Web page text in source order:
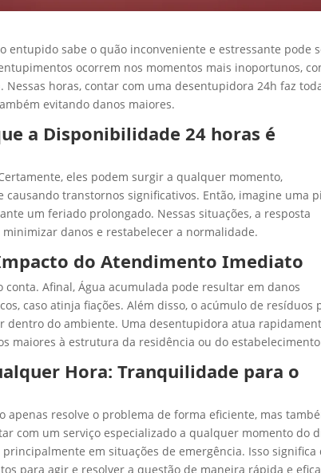
entupido sabe o quão inconveniente e estressante pode
ocorrem nos momentos mais inoportunos,
horas, contar com uma desentupidora 24h faz
evitando danos maiores.
a Disponibilidade 24 horas é
eles podem surgir a qualquer momento,
transtornos significativos. Então, imagine uma
um feriado prolongado. Nessas situações, a resposta
danos e restabelecer a normalidade.
do Atendimento Imediato
Afinal, Água acumulada pode resultar em danos
caso atinja fiações. Além disso, o acúmulo de resíduos
dentro do ambiente. Uma desentupidora atua
maiores à estrutura da residência ou do
Hora: Tranquilidade para o
resolve o problema de forma eficiente, mas
com um serviço especializado a qualquer momento do
em situações de emergência. Isso significa
para agir e resolver a questão de maneira rápida e